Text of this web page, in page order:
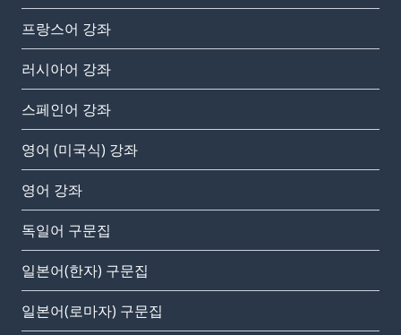
프랑스어 강좌
러시아어 강좌
스페인어 강좌
영어 (미국식) 강좌
영어 강좌
독일어 구문집
일본어(한자) 구문집
일본어(로마자) 구문집